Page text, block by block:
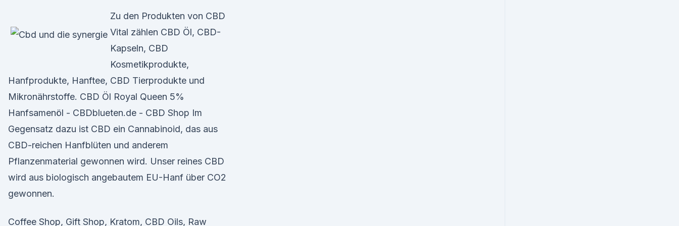
Zu den Produkten von CBD
Vital zählen CBD Öl, CBD-
Kapseln, CBD
Kosmetikprodukte,
Hanfprodukte, Hanftee, CBD Tierprodukte und
Mikronährstoffe. CBD Öl Royal Queen 5%
Hanfsamenöl - CBDblueten.de - CBD Shop Im
Gegensatz dazu ist CBD ein Cannabinoid, das aus
CBD-reichen Hanfblüten und anderem
Pflanzenmaterial gewonnen wird. Unser reines CBD
wird aus biologisch angebautem EU-Hanf über CO2
gewonnen.
Coffee Shop, Gift Shop, Kratom, CBD Oils, Raw